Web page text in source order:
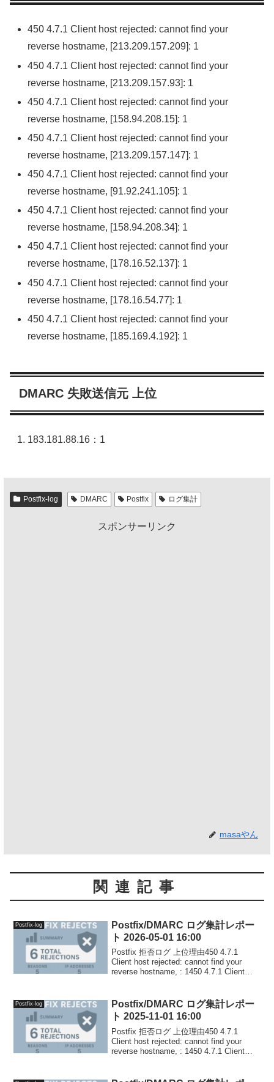
450 4.7.1 Client host rejected: cannot find your
reverse hostname, [213.209.157.209]: 1
450 4.7.1 Client host rejected: cannot find your
reverse hostname, [213.209.157.93]: 1
450 4.7.1 Client host rejected: cannot find your
reverse hostname, [158.94.208.15]: 1
450 4.7.1 Client host rejected: cannot find your
reverse hostname, [213.209.157.147]: 1
450 4.7.1 Client host rejected: cannot find your
reverse hostname, [91.92.241.105]: 1
450 4.7.1 Client host rejected: cannot find your
reverse hostname, [158.94.208.34]: 1
450 4.7.1 Client host rejected: cannot find your
reverse hostname, [178.16.52.137]: 1
450 4.7.1 Client host rejected: cannot find your
reverse hostname, [178.16.54.77]: 1
450 4.7.1 Client host rejected: cannot find your
reverse hostname, [185.169.4.192]: 1
DMARC 失敗送信元 上位
183.181.88.16：1
Postfix-log DMARC Postfix ログ集計
スポンサーリンク
masaやん
関連記事
Postfix-log
Postfix/DMARC ログ集計レポー
ト 2026-05-01 16:00
Postfix 拒否ログ 上位理由450 4.7.1
Client host rejected: cannot find your
reverse hostname, : 1450 4.7.1 Client
Postfix-log
Postfix/DMARC ログ集計レポー
ト 2025-11-01 16:00
Postfix 拒否ログ 上位理由450 4.7.1
Client host rejected: cannot find your
reverse hostname, : 1450 4.7.1 Client